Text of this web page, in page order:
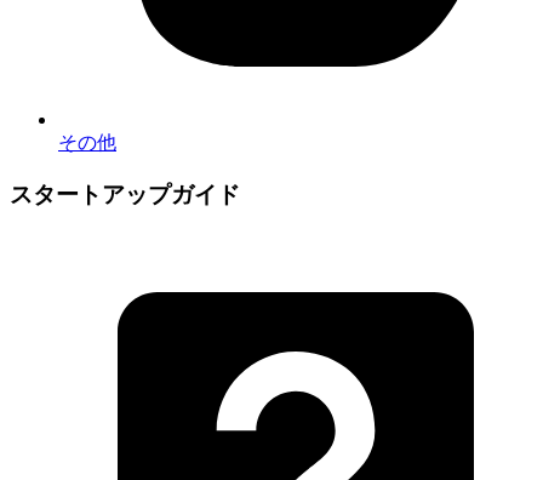
その他
スタートアップガイド